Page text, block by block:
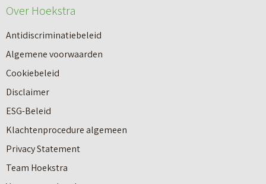
n
n
a
a
r
e
e
n
n
e
Over Hoekstra
Antidiscriminatiebeleid
Algemene voorwaarden
Cookiebeleid
Disclaimer
ESG-Beleid
Klachtenprocedure algemeen
Privacy Statement
Team Hoekstra